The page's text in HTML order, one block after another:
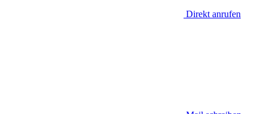
Direkt anrufen